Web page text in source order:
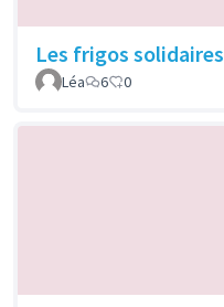
Les frigos solidaires
Léa
6 0